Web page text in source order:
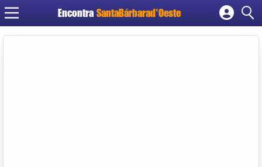
Encontra SantaBárbarad'Oeste
Cadastrar empresa